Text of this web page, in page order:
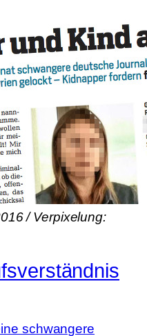
/ Verpixelung:
schwangere